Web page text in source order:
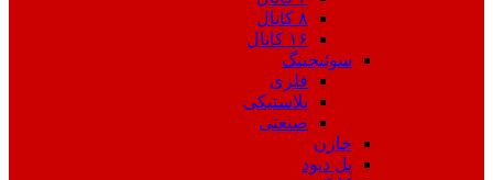
۸ کانال
۱۶ کانال
سوئیچینگ
فلزی
پلاستیکی
صنعتی
خازن
پل دیود